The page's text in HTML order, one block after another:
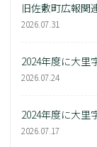
旧佐敷町広報関
2026.07.31
2024年度に大里
2026.07.24
2024年度に大里
2026.07.17